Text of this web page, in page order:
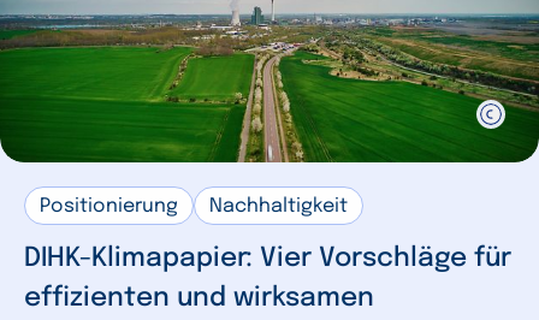
Positionierung Nachhaltigkeit
DIHK-Klimapapier: Vier Vorschläge für
effizienten und wirksamen